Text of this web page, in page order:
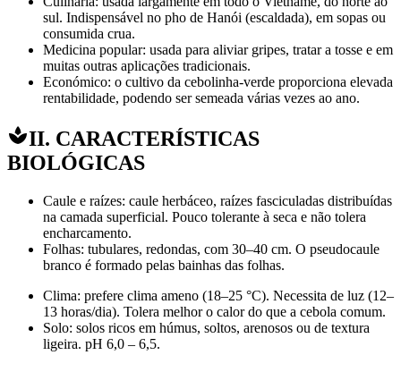
sul. Indispensável no pho de Hanói (escaldada), em sopas ou
consumida crua.
Medicina popular: usada para aliviar gripes, tratar a tosse e em
muitas outras aplicações tradicionais.
Económico: o cultivo da cebolinha-verde proporciona elevada
rentabilidade, podendo ser semeada várias vezes ao ano.
II. CARACTERÍSTICAS
BIOLÓGICAS
Caule e raízes: caule herbáceo, raízes fasciculadas distribuídas
na camada superficial. Pouco tolerante à seca e não tolera
encharcamento.
Folhas: tubulares, redondas, com 30–40 cm. O pseudocaule
branco é formado pelas bainhas das folhas.
Clima: prefere clima ameno (18–25 °C). Necessita de luz (12–
13 horas/dia). Tolera melhor o calor do que a cebola comum.
Solo: solos ricos em húmus, soltos, arenosos ou de textura
ligeira. pH 6,0 – 6,5.